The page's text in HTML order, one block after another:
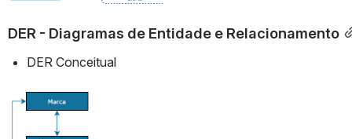
DER - Diagramas de Entidade e Relacionamento
DER Conceitual
Abrir